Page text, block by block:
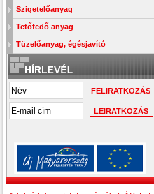
Szigetelőanyag
Tetőfedő anyag
Tüzelőanyag, égésjavító